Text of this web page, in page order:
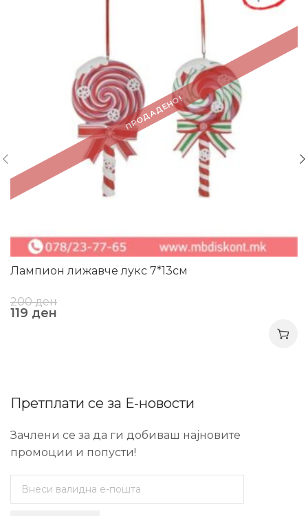
ПРОДАДЕНО!
Лампион лижавче лукс 7*13см
200ден
119 ден
Претплати се за Е-новости
Зачлени се за да ги добиваш најновите
промоции и попусти!